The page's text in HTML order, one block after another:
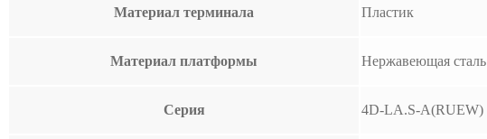
Материал терминала Пластик
Материал платформы Нержавеющая сталь
Серия 4D-LA.S-A(RUEW)